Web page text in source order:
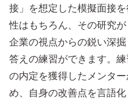
接」を想定した模擬面接
性はもちろん、その研究
企業の視点からの鋭い深
答えの練習ができます。
の内定を獲得したメンタ
め、自身の改善点を言語